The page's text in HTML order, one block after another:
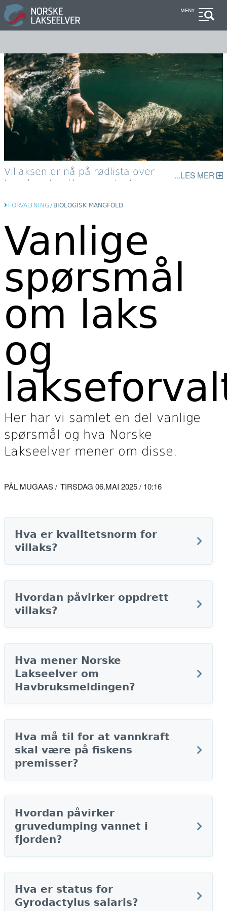
Hopp
til
hovedinnhold
MENY
Villaksen er nå på rødlista over
truede arter. Her gjenutsettes en
LES MER
FORVALTNING / BIOLOGISK MANGFOLD
Vanlige
spørsmål
om laks
og
Her har vi samlet en del vanlige
spørsmål og hva Norske
Lakseelver mener om disse.
PÅL MUGAAS TIRSDAG 06.MAI 2025 / 10:16
Hva er kvalitetsnorm for
villaks?
Hvordan påvirker oppdrett
villaks?
Hva mener Norske
Lakseelver om
Havbruksmeldingen?
Hva må til for at vannkraft
skal være på fiskens
premisser?
Hvordan påvirker
gruvedumping vannet i
fjorden?
Hva er status for
Gyrodactylus salaris?